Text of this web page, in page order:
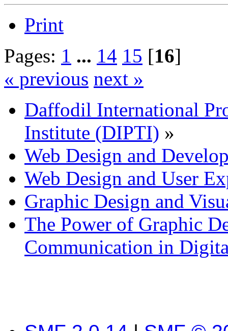
Print
Pages: 1 ... 14 15 [16]
« previous next »
Daffodil International
Institute (DIPTI) »
Web Design and
Web Design and User
Graphic Design and
The Power of Graphic
Communication in